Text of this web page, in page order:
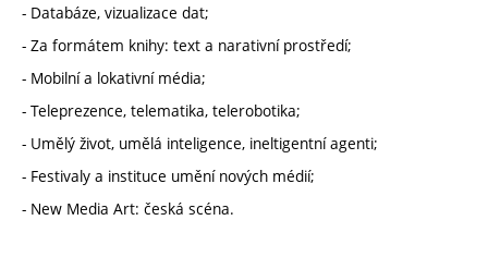
- Databáze, vizualizace dat;
- Za formátem knihy: text a narativní prostředí;
- Mobilní a lokativní média;
- Teleprezence, telematika, telerobotika;
- Umělý život, umělá inteligence, ineltigentní agenti;
- Festivaly a instituce umění nových médií;
- New Media Art: česká scéna.